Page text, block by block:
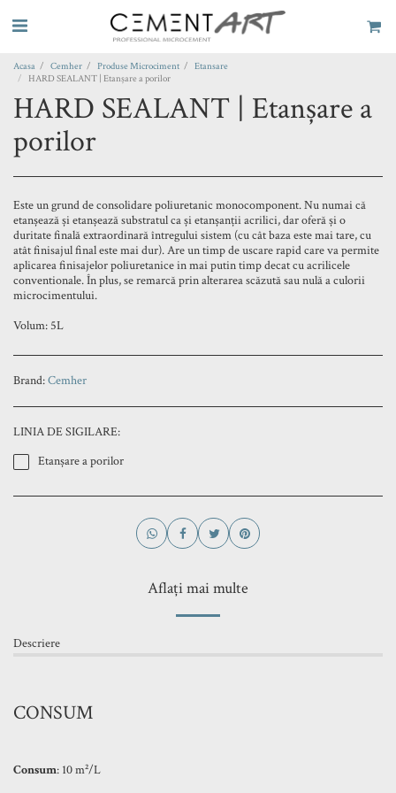
Acasa Cemher Produse Microciment
Etansare
HARD SEALANT | Etanșare a porilor
HARD SEALANT | Etanșare a
porilor
Este un grund de consolidare poliuretanic monocomponent. Nu numai că
etanșează și etanșează substratul ca și etanșanții acrilici, dar oferă și o
duritate finală extraordinară întregului sistem (cu cât baza este mai tare, cu
atât finisajul final este mai dur). Are un timp de uscare rapid care va permite
aplicarea finisajelor poliuretanice in mai putin timp decat cu acrilicele
conventionale. În plus, se remarcă prin alterarea scăzută sau nulă a culorii
microcimentului.
Volum: 5L
Brand:Cemher
LINIA DE SIGILARE:
Etanșare a porilor
Aflați mai multe
Descriere
CONSUM
Consum: 10 m²/L